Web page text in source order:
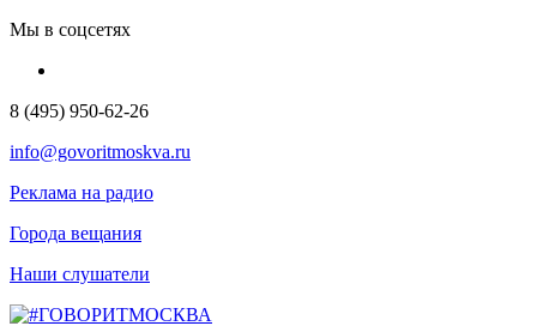
Мы в соцсетях
8 (495) 950-62-26
info@govoritmoskva.ru
Реклама на радио
Города вещания
Наши слушатели